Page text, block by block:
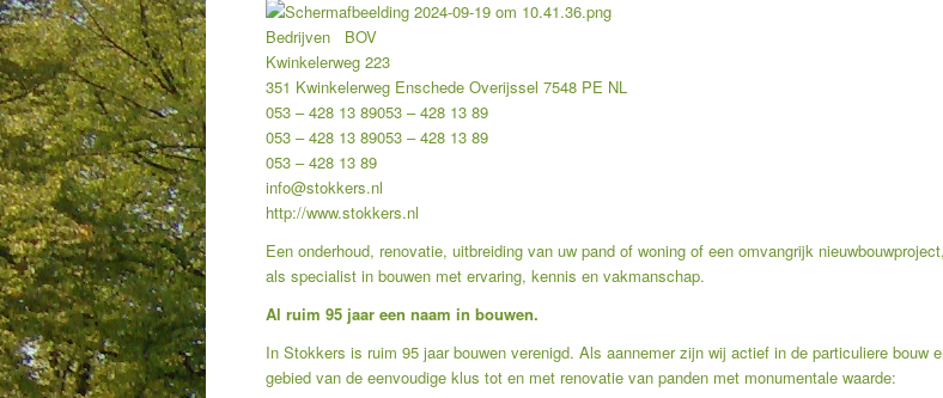
Bedrijven
BOV
Kwinkelerweg 223
351 Kwinkelerweg Enschede Overijssel 7548 PE NL
053 – 428 13 89053 – 428 13 89
053 – 428 13 89053 – 428 13 89
053 – 428 13 89
info@stokkers.nl
http://www.stokkers.nl
Een onderhoud, renovatie, uitbreiding van uw pand of woning of een omvangrijk
als specialist in bouwen met ervaring, kennis en vakmanschap.
Al ruim 95 jaar een naam in bouwen.
In Stokkers is ruim 95 jaar bouwen verenigd. Als aannemer zijn wij actief in de particuliere bouw
gebied van de eenvoudige klus tot en met renovatie van panden met monumentale waarde: